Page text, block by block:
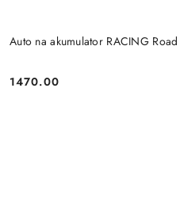
Auto na akumulator RACING
Cena:
1470.00